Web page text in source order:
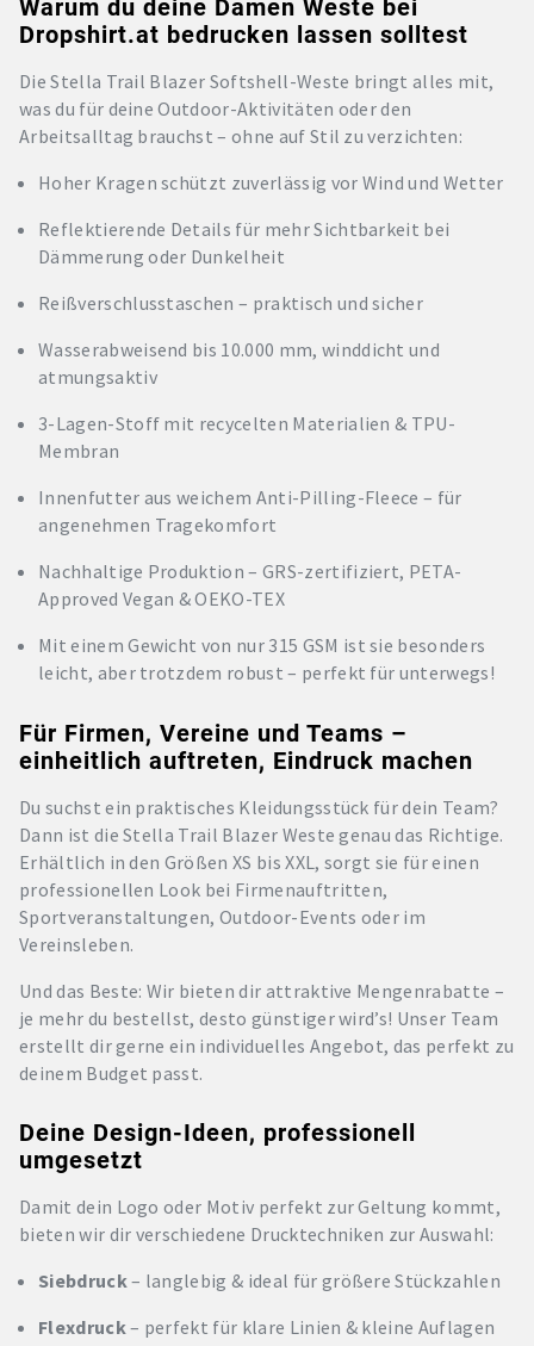
Warum du deine Damen Weste bei
Dropshirt.at bedrucken lassen solltest
Die Stella Trail Blazer Softshell-Weste bringt alles mit,
was du für deine Outdoor-Aktivitäten oder den
Arbeitsalltag brauchst – ohne auf Stil zu verzichten:
Hoher Kragen schützt zuverlässig vor Wind und Wetter
Reflektierende Details für mehr Sichtbarkeit bei
Dämmerung oder Dunkelheit
Reißverschlusstaschen – praktisch und sicher
Wasserabweisend bis 10.000 mm, winddicht und
atmungsaktiv
3-Lagen-Stoff mit recycelten Materialien & TPU-
Membran
Innenfutter aus weichem Anti-Pilling-Fleece – für
angenehmen Tragekomfort
Nachhaltige Produktion – GRS-zertifiziert, PETA-
Approved Vegan & OEKO-TEX
Mit einem Gewicht von nur 315 GSM ist sie besonders
leicht, aber trotzdem robust – perfekt für unterwegs!
Für Firmen, Vereine und Teams –
einheitlich auftreten, Eindruck machen
Du suchst ein praktisches Kleidungsstück für dein Team?
Dann ist die Stella Trail Blazer Weste genau das Richtige.
Erhältlich in den Größen XS bis XXL, sorgt sie für einen
professionellen Look bei Firmenauftritten,
Sportveranstaltungen, Outdoor-Events oder im
Vereinsleben.
Und das Beste: Wir bieten dir attraktive Mengenrabatte –
je mehr du bestellst, desto günstiger wird’s! Unser Team
erstellt dir gerne ein individuelles Angebot, das perfekt zu
deinem Budget passt.
Deine Design-Ideen, professionell
umgesetzt
Damit dein Logo oder Motiv perfekt zur Geltung kommt,
bieten wir dir verschiedene Drucktechniken zur Auswahl:
Siebdruck– langlebig & ideal für größere Stückzahlen
Flexdruck– perfekt für klare Linien & kleine Auflagen